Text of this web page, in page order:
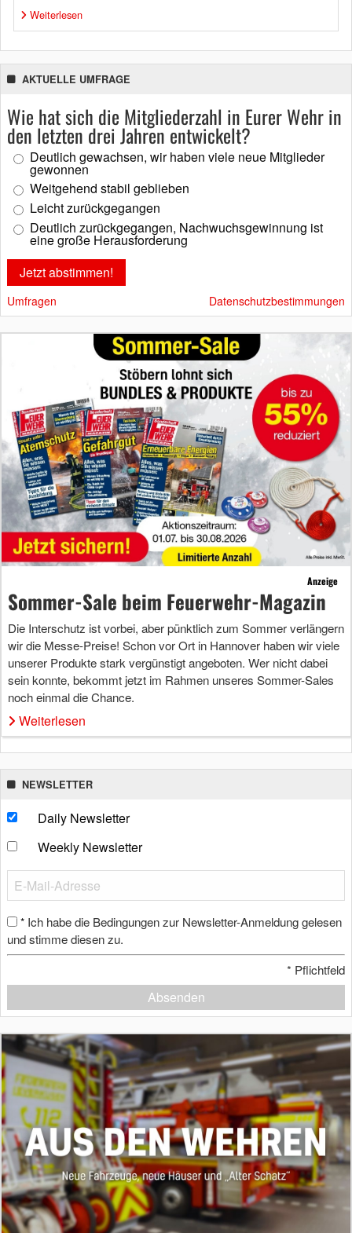
Weiterlesen
AKTUELLE UMFRAGE
Wie hat sich die Mitgliederzahl in Eurer Wehr in
den letzten drei Jahren entwickelt?
Deutlich gewachsen, wir haben viele neue Mitglieder
gewonnen
Weitgehend stabil geblieben
Leicht zurückgegangen
Deutlich zurückgegangen, Nachwuchsgewinnung ist
eine große Herausforderung
Umfragen Datenschutzbestimmungen
Anzeige
Sommer-Sale beim Feuerwehr-Magazin
Die Interschutz ist vorbei, aber pünktlich zum Sommer verlängern
wir die Messe-Preise! Schon vor Ort in Hannover haben wir viele
unserer Produkte stark vergünstigt angeboten. Wer nicht dabei
sein konnte, bekommt jetzt im Rahmen unseres Sommer-Sales
noch einmal die Chance.
Weiterlesen
NEWSLETTER
Daily Newsletter
Weekly Newsletter
* Ich habe die Bedingungen zur Newsletter-Anmeldung gelesen
und stimme diesen zu.
* Pflichtfeld
Absenden